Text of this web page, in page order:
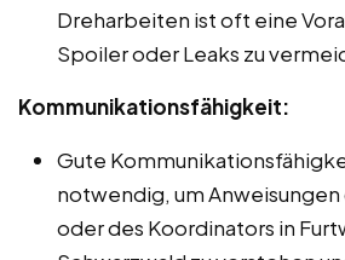
Dreharbeiten ist oft eine
Spoiler oder Leaks zu
Kommunikationsfähigkeit:
Gute
notwendig, um Anweisungen
oder des Koordinators in